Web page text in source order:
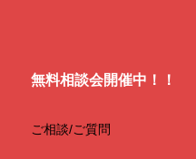
無料相談会開催中！！
ご相談/ご質問